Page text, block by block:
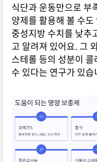
식단과 운동만으로 부
양제를 활용해 볼 수
중성지방 수치를 낮추
고 알려져 있어요. 그
스테롤 등의 성분이
수 있다는 연구가 있습